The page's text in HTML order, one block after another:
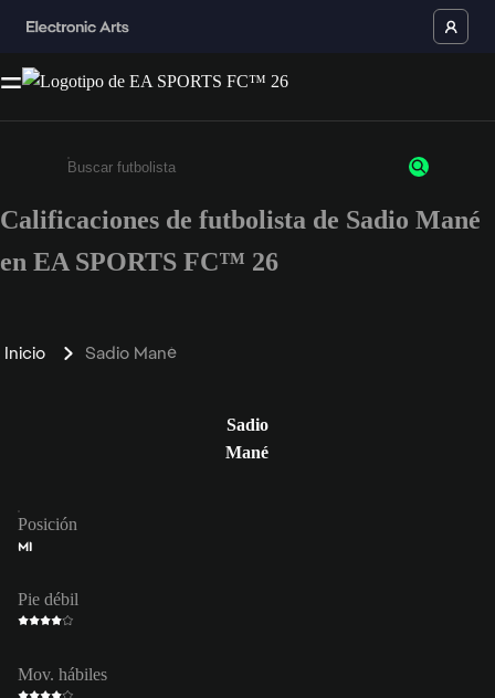
Ingresa un mínimo de 3 caracteres o números
Calificaciones de futbolista de Sadio Mané
en EA SPORTS FC™ 26
Inicio Sadio Mané
Sadio
Mané
Posición
MI
Pie débil
Mov. hábiles